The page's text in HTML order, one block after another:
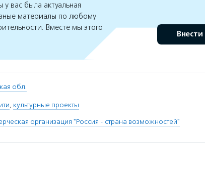
вас была актуальная
материалы по любому
Вместе мы этого
Внести
обл.
, культурные проекты
организация "Россия - страна возможностей"